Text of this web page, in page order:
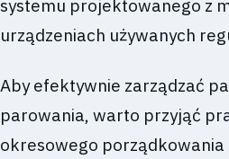
systemu projektowanego z
urządzeniach używanych
Aby efektywnie zarządzać
parowania, warto przyjąć
okresowego porządkowania